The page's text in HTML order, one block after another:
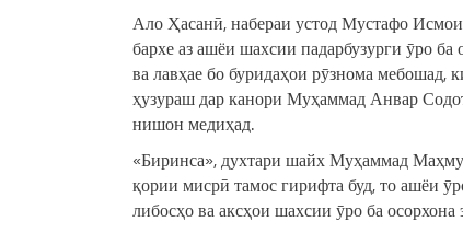
Ало Ҳасанӣ, набераи устод Мустафо
бархе аз ашёи шахсии падарбузурги ӯро
ва лавҳае бо буридаҳои рӯзнома
ҳузураш дар канори Муҳаммад Анвар
нишон медиҳад.
«Биринса», духтари шайх Муҳаммад
қории мисрӣ тамос гирифта буд, то ашёи
либосҳо ва аксҳои шахсии ӯро ба осорхона